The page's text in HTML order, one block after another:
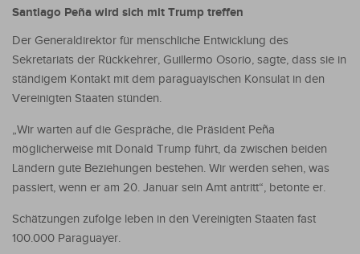
Santiago Peña wird sich mit Trump treffen
Der Generaldirektor für menschliche Entwicklung des
Sekretariats der Rückkehrer, Guillermo Osorio, sagte, dass sie in
ständigem Kontakt mit dem paraguayischen Konsulat in den
Vereinigten Staaten stünden.
„Wir warten auf die Gespräche, die Präsident Peña
möglicherweise mit Donald Trump führt, da zwischen beiden
Ländern gute Beziehungen bestehen. Wir werden sehen, was
passiert, wenn er am 20. Januar sein Amt antritt“, betonte er.
Schätzungen zufolge leben in den Vereinigten Staaten fast
100.000 Paraguayer.